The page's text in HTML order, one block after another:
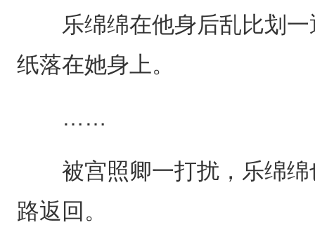
乐绵绵在他身后乱比划一
纸落在她身上。
……
被宫照卿一打扰，乐绵绵
路返回。